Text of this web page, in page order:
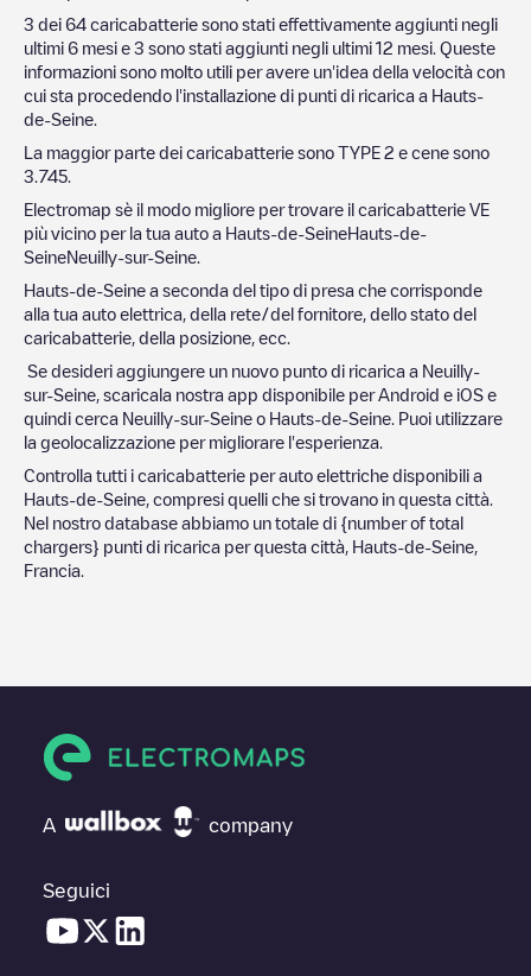
3 dei 64 caricabatterie sono stati effettivamente aggiunti negli
ultimi 6 mesi e 3 sono stati aggiunti negli ultimi 12 mesi. Queste
informazioni sono molto utili per avere un'idea della velocità con
cui sta procedendo l'installazione di punti di ricarica a Hauts-
de-Seine
La maggior parte dei caricabatterie sono TYPE 2 e cene sono
3.745
Electromap sè il modo migliore per trovare il caricabatterie VE
più vicino per la tua auto a Hauts-de-SeineHauts-de-
SeineNeuilly-sur-Seine
Hauts-de-Seine a seconda del tipo di presa che corrisponde
alla tua auto elettrica, della rete/del fornitore, dello stato del
caricabatterie, della posizione, ecc.
Se desideri aggiungere un nuovo punto di ricarica a Neuilly-
sur-Seine , scaricala nostra app disponibile per Android e iOS e
quindi cerca Neuilly-sur-Seine o Hauts-de-Seine . Puoi utilizzare
la geolocalizzazione per migliorare l'esperienza.
Controlla tutti i caricabatterie per auto elettriche disponibili a
Hauts-de-Seine , compresi quelli che si trovano in questa città.
Nel nostro database abbiamo un totale di {number of total
chargers} punti di ricarica per questa città, Hauts-de-Seine
Francia
A company
Seguici